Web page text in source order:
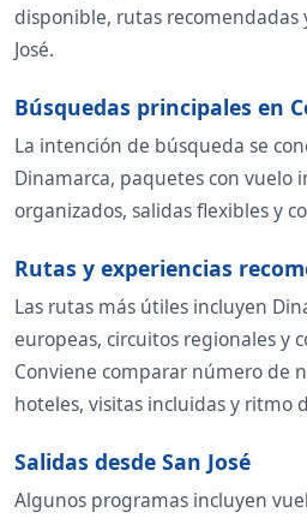
disponible, rutas recomendadas
José.
Búsquedas principales en
La intención de búsqueda se
Dinamarca, paquetes con vuelo
organizados, salidas flexibles y
Rutas y experiencias
Las rutas más útiles incluyen
europeas, circuitos regionales y
Conviene comparar número de
hoteles, visitas incluidas y ritmo
Salidas desde San José
Algunos programas incluyen